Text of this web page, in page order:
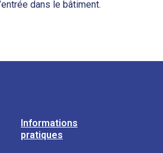
dans le bâtiment.
Informations
pratiques